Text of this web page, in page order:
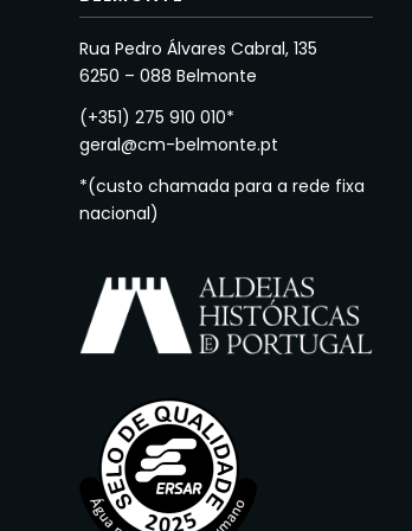
Rua Pedro Álvares Cabral, 135
6250 – 088 Belmonte
(+351) 275 910 010*
geral@cm-belmonte.pt
*(custo chamada para a rede fixa
nacional)